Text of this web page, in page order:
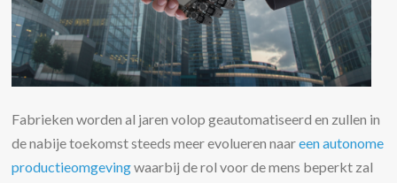
Fabrieken worden al jaren volop geautomatiseerd en zullen in
de nabije toekomst steeds meer evolueren naareen autonome
productieomgevingwaarbij de rol voor de mens beperkt zal